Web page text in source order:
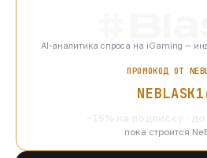
AI-аналитика спроса на iGaming —
ПРОМОКОД ОТ
NEBLASK1
пока строится